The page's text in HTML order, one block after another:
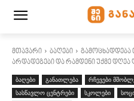
მთავარი ბაღები
არდადეგები და რამდენი უქმე
ბაღები განათლება რჩევები
სასწავლო ცენტრები
სკოლები